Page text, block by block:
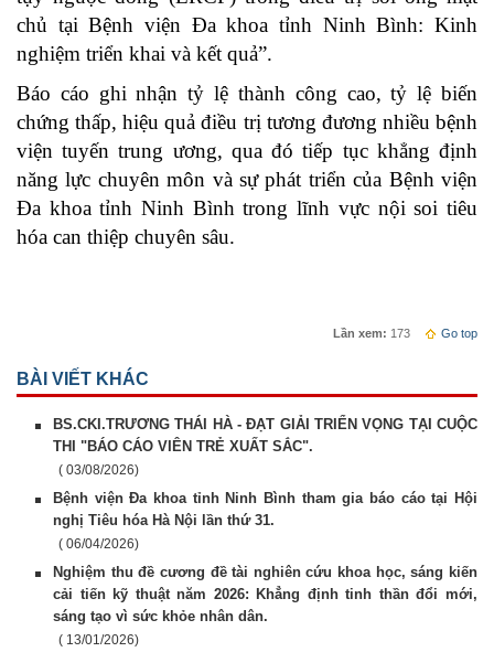
chủ tại Bệnh viện Đa khoa tỉnh Ninh Bình: Kinh
nghiệm triển khai và kết quả”.
Báo cáo ghi nhận tỷ lệ thành công cao, tỷ lệ biến
chứng thấp, hiệu quả điều trị tương đương nhiều bệnh
viện tuyến trung ương, qua đó tiếp tục khẳng định
năng lực chuyên môn và sự phát triển của Bệnh viện
Đa khoa tỉnh Ninh Bình trong lĩnh vực nội soi tiêu
hóa can thiệp chuyên sâu.
Lần xem: 173 Go top
BÀI VIẾT KHÁC
BS.CKI.TRƯƠNG THÁI HÀ - ĐẠT GIẢI TRIỂN VỌNG TẠI CUỘC
THI "BÁO CÁO VIÊN TRẺ XUẤT SẮC".
( 03/08/2026)
Bệnh viện Đa khoa tỉnh Ninh Bình tham gia báo cáo tại Hội
nghị Tiêu hóa Hà Nội lần thứ 31.
( 06/04/2026)
Nghiệm thu đề cương đề tài nghiên cứu khoa học, sáng kiến
cải tiến kỹ thuật năm 2026: Khẳng định tinh thần đổi mới,
sáng tạo vì sức khỏe nhân dân.
( 13/01/2026)